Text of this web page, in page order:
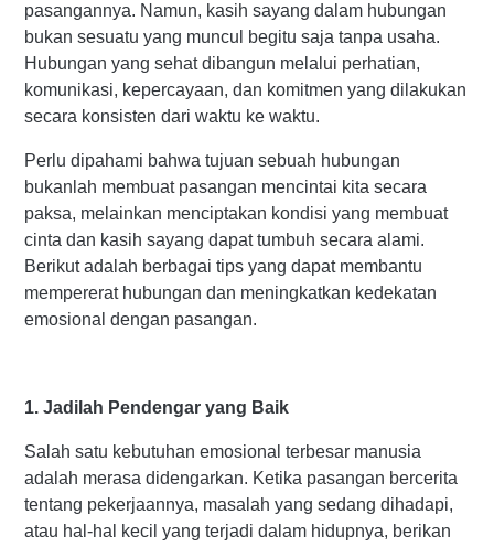
pasangannya. Namun, kasih sayang dalam hubungan
bukan sesuatu yang muncul begitu saja tanpa usaha.
Hubungan yang sehat dibangun melalui perhatian,
komunikasi, kepercayaan, dan komitmen yang dilakukan
secara konsisten dari waktu ke waktu.
Perlu dipahami bahwa tujuan sebuah hubungan
bukanlah membuat pasangan mencintai kita secara
paksa, melainkan menciptakan kondisi yang membuat
cinta dan kasih sayang dapat tumbuh secara alami.
Berikut adalah berbagai tips yang dapat membantu
mempererat hubungan dan meningkatkan kedekatan
emosional dengan pasangan.
1. Jadilah Pendengar yang Baik
Salah satu kebutuhan emosional terbesar manusia
adalah merasa didengarkan. Ketika pasangan bercerita
tentang pekerjaannya, masalah yang sedang dihadapi,
atau hal-hal kecil yang terjadi dalam hidupnya, berikan